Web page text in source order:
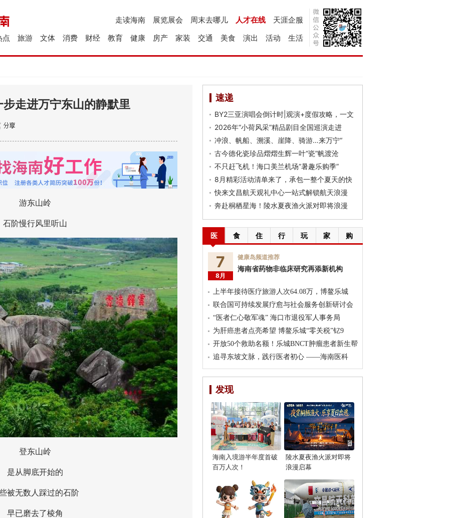
天涯企服
人才在线
周末去哪儿
展览展会
走读海南
生活
活动
演出
美食
交通
家装
房产
健康
教育
财经
消费
文体
旅游
点
走进万宁东山的静默里
游东山岭
慢行风里听山
登东山岭
脚底开始的
无数人踩过的石阶
磨去了棱角
速递
BY2三亚演唱会倒计时|观演+度假攻略，一文
2026年“小荷风采”精品剧目全国巡演走进
冲浪、帆船、溯溪、崖降、骑游…来万宁“
古今德化瓷珍品熠熠生辉一叶“瓷”帆渡沧
不只赶飞机！海口美兰机场“暑趣乐购季”
8月精彩活动清单来了，承包一整个夏天的快
快来文昌航天观礼中心一站式解锁航天浪漫
奔赴桐栖星海！陵水夏夜渔火派对即将浪漫
医 食 住 行 玩 家 购
7
8月
健康岛频道推荐
海南省药物非临床研究再添新机构
上半年接待医疗旅游人次64.08万，博鳌乐城
联合国可持续发展疗愈与社会服务创新研讨会
“医者仁心敬军魂” 海口市退役军人事务局
为肝癌患者点亮希望 博鳌乐城“零关税”钇9
开放50个救助名额！乐城BNCT肿瘤患者新生帮
追寻东坡文脉，践行医者初心 ——海南医科
发现
海南入境游半年度首破
百万人次！
陵水夏夜渔火派对即将
浪漫启幕